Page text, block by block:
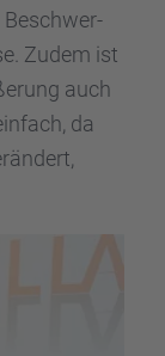
Beschwer­
Zudem ist
auch
da